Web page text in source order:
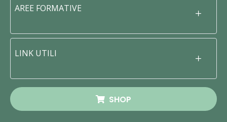
AREE FORMATIVE
LINK UTILI
SHOP